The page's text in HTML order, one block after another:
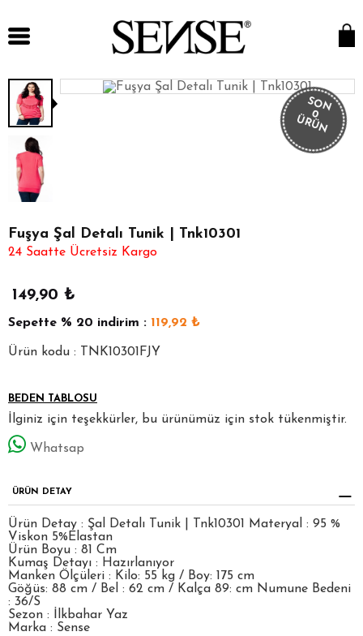
SON
0
ÜRÜN
Fuşya Şal Detalı Tunik | Tnk10301
24 Saatte Ücretsiz Kargo
149,90 ₺
Sepette % 20 indirim : 119,92 ₺
Ürün kodu : TNK10301FJY
BEDEN TABLOSU
İlginiz için teşekkürler, bu ürünümüz için stok tükenmiştir.
Whatsap
ÜRÜN DETAY
Ürün Detay : Şal Detalı Tunik | Tnk10301 Materyal : 95 %
Viskon 5%Elastan
Ürün Boyu : 81 Cm
Kumaş Detayı : Hazırlanıyor
Manken Ölçüleri : Kilo: 55 kg / Boy: 175 cm
Göğüs: 88 cm / Bel : 62 cm / Kalça 89: cm Numune Bedeni
: 36/S
Sezon : İlkbahar Yaz
Marka : Sense